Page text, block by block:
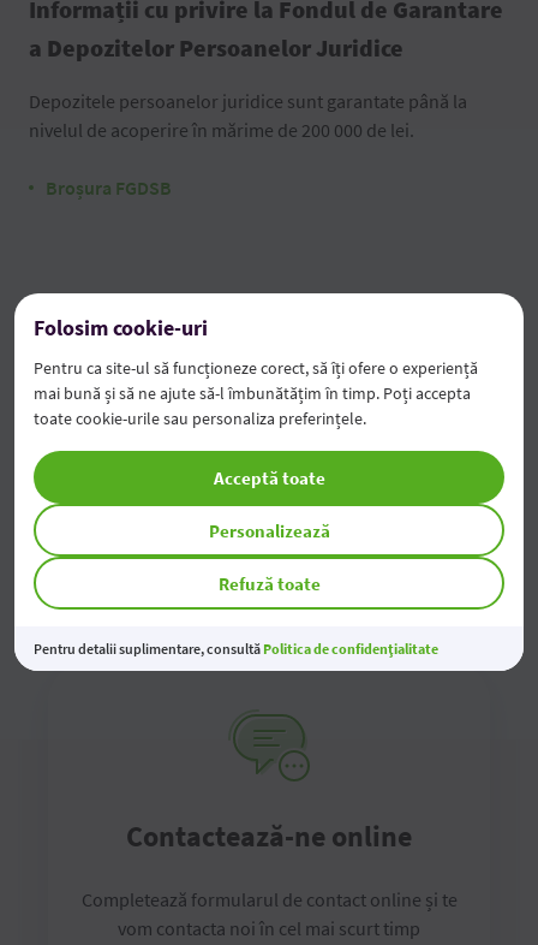
Informații cu privire la Fondul de Garantare
a Depozitelor Persoanelor Juridice
Depozitele persoanelor juridice sunt garantate până la
nivelul de acoperire în mărime de 200 000 de lei.
Broșura FGDSB
acceptare a depozitelor pentru persoane
juridice
pentru persoane juridice (PDF)
Informație privind condițiile de acceptare a depozitelor
pentru persoane juridice (Excel)
Contactează-ne online
Completează formularul de contact online și te
vom contacta noi în cel mai scurt timp
Folosim cookie-uri
Pentru ca site-ul să funcționeze corect, să îți ofere o experiență
mai bună și să ne ajute să-l îmbunătățim în timp. Poți accepta
toate cookie-urile sau personaliza preferințele.
Refuză toate
Personalizează
Acceptă toate
Pentru detalii suplimentare, consultă Politica de confidențialitate